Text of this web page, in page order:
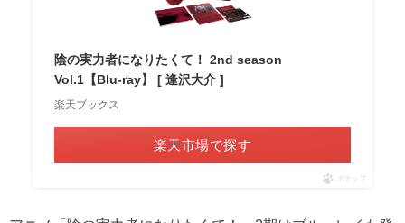
陰の実力者になりたくて！ 2nd season
Vol.1【Blu-ray】 [ 逢沢大介 ]
楽天ブックス
楽天市場で探す
ポチップ